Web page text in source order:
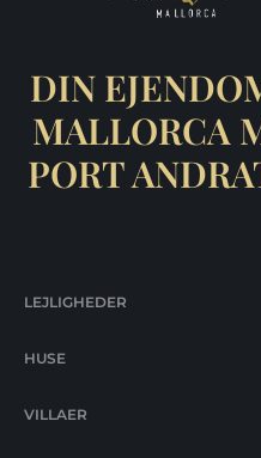
DIN
MALLORCA
PORT
LEJLIGHEDER
HUSE
VILLAER